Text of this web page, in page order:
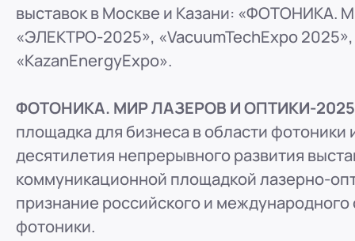
ООО "ПР-Лизинг"
РоссияБарнаултракт Павловский, д. 295
8 (800) 250-25-31 (вн. 220)
РоссияКемерово
8 (800) 250-25-31 (вн. 129)mail@pr-liz.ru8
ООО "ПР-Лизинг"
РоссияКрасноярск
8 (800) 250-25-31 (вн. 240)mail@pr-liz.ru8
ООО "ПР-Лизинг"
выставок в Москве и Казани:
«ЭЛЕКТРО-2025», «VacuumTechExpo
«KazanEnergyExpo».
ФОТОНИКА. МИР ЛАЗЕРОВ И ОПТИКИ-2025
площадка для бизнеса в области
десятилетия непрерывного развития
коммуникационной площадкой лазерно-
признание российского и
фотоники.